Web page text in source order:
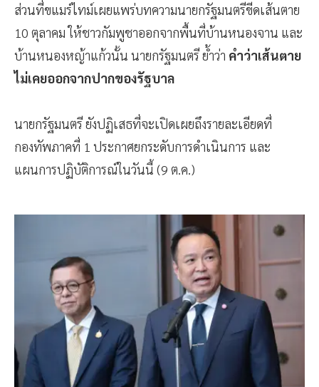
ส่วนที่ขแมร์ไทม์เผยแพร่บทความนายกรัฐมนตรีขีดเส้นตาย
10 ตุลาคม ให้ชาวกัมพูชาออกจากพื้นที่บ้านหนองจาน และ
บ้านหนองหญ้าแก้วนั้น นายกรัฐมนตรี ย้ำว่า คำว่าเส้นตาย
ไม่เคยออกจากปากของรัฐบาล
นายกรัฐมนตรี ยังปฏิเสธที่จะเปิดเผยถึงรายละเอียดที่
กองทัพภาคที่ 1 ประกาศยกระดับการดำเนินการ และ
แผนการปฏิบัติการณ์ในวันนี้ (9 ต.ค.)